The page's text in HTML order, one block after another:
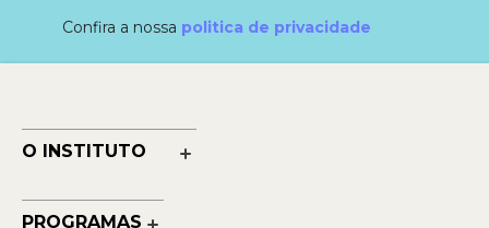
Confira a nossa politica de privacidade
O INSTITUTO
Nossos Números
PROGRAMAS